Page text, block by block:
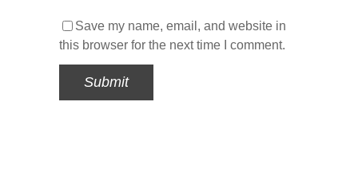
Save my name, email, and website in
this browser for the next time I comment.